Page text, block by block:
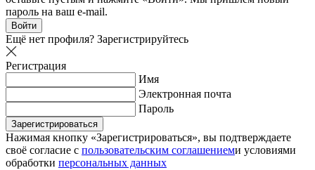
пароль на ваш e-mail.
Войти
Ещё нет профиля? Зарегистрируйтесь
Регистрация
Имя
Электронная почта
Пароль
Зарегистрироваться
Нажимая кнопку «Зарегистрироваться», вы подтверждаете
своё согласие с пользовательским соглашениеми условиями
обработки персональных данных